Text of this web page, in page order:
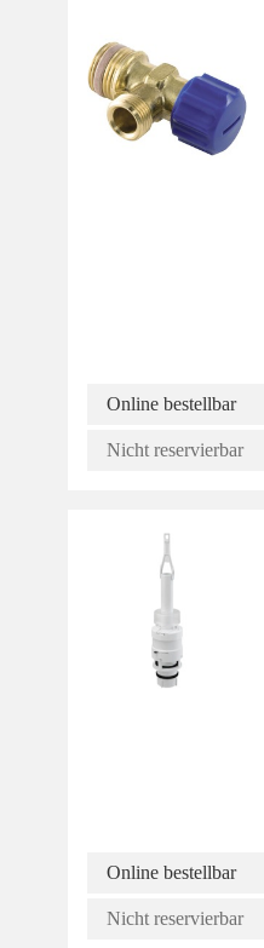
Online bestellbar
Nicht reservierbar
Online bestellbar
Nicht reservierbar